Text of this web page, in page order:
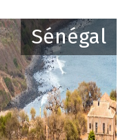
Sénégal